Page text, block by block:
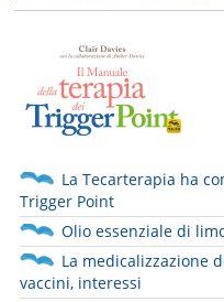
La Tecarterapia ha
Trigger Point
Olio essenziale di
La medicalizzazione
vaccini, interessi